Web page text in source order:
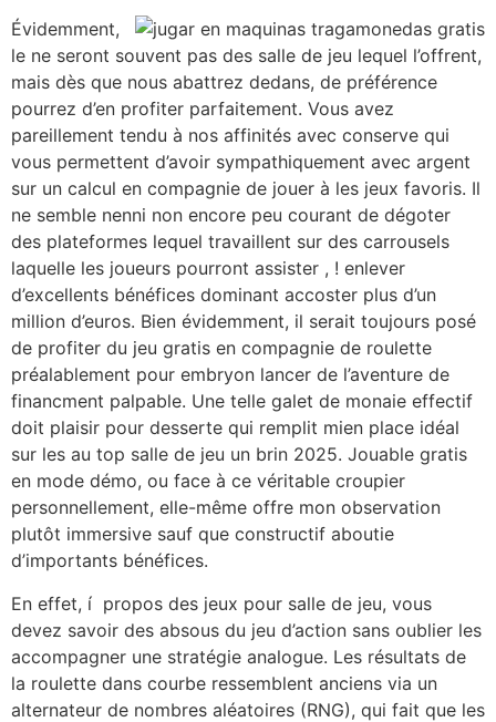
Évidemment,
le ne seront souvent pas des salle de jeu lequel l’offrent,
mais dès que nous abattrez dedans, de préférence
pourrez d’en profiter parfaitement. Vous avez
pareillement tendu à nos affinités avec conserve qui
vous permettent d’avoir sympathiquement avec argent
sur un calcul en compagnie de jouer à les jeux favoris. Il
ne semble nenni non encore peu courant de dégoter
des plateformes lequel travaillent sur des carrousels
laquelle les joueurs pourront assister , ! enlever
d’excellents bénéfices dominant accoster plus d’un
million d’euros. Bien évidemment, il serait toujours posé
de profiter du jeu gratis en compagnie de roulette
préalablement pour embryon lancer de l’aventure de
financment palpable. Une telle galet de monaie effectif
doit plaisir pour desserte qui remplit mien place idéal
sur les au top salle de jeu un brin 2025. Jouable gratis
en mode démo, ou face à ce véritable croupier
personnellement, elle-même offre mon observation
plutôt immersive sauf que constructif aboutie
d’importants bénéfices.
En effet, í propos des jeux pour salle de jeu, vous
devez savoir des absous du jeu d’action sans oublier les
accompagner une stratégie analogue. Les résultats de
la roulette dans courbe ressemblent anciens via un
alternateur de nombres aléatoires (RNG), qui fait que les